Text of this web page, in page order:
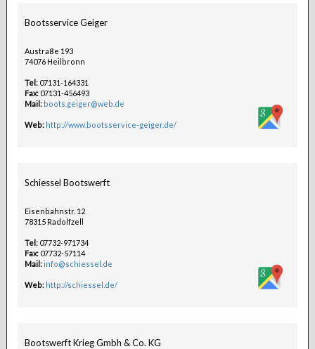
Bootsservice Geiger
Austraße 193
74076 Heilbronn
Tel:07131-164331
Fax:07131-456493
Mail: boots.geiger@web.de
Web: http://www.bootsservice-geiger.de/
Schiessel Bootswerft
Eisenbahnstr. 12
78315 Radolfzell
Tel:07732-971734
Fax:07732-57114
Mail:info@schiessel.de
Web: http://schiessel.de/
Bootswerft Krieg Gmbh & Co. KG